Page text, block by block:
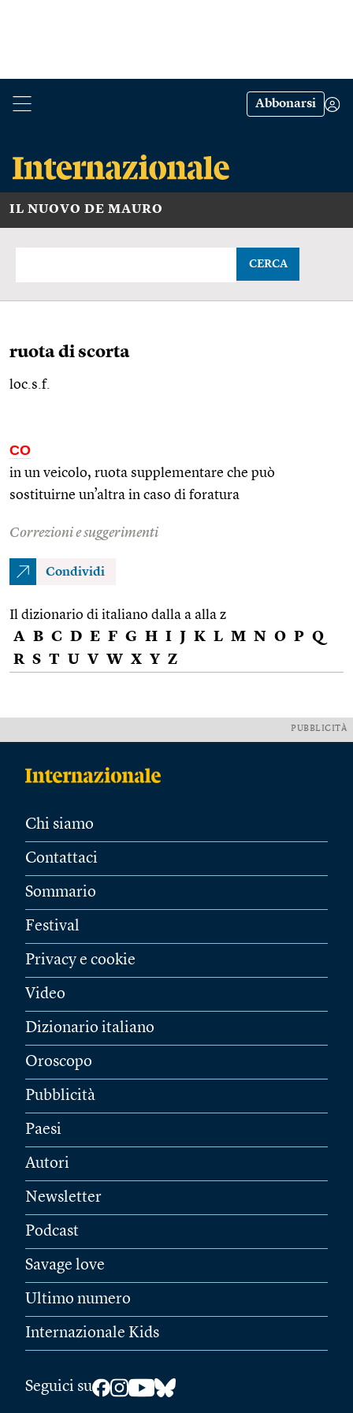
Abbonarsi
IL NUOVO DE MAURO
CERCA
ruota di scorta
loc.s.f.
CO
in un veicolo, ruota supplementare che può
sostituirne un’altra in caso di foratura
Correzioni e suggerimenti
Condividi
Il dizionario di italiano dalla a alla z
A B C D E F G H I J K L M N O P Q
R S T U V W X Y Z
PUBBLICITÀ
Chi siamo
Contattaci
Sommario
Festival
Privacy e cookie
Video
Dizionario italiano
Oroscopo
Pubblicità
Paesi
Autori
Newsletter
Podcast
Savage love
Ultimo numero
Internazionale Kids
Seguici su